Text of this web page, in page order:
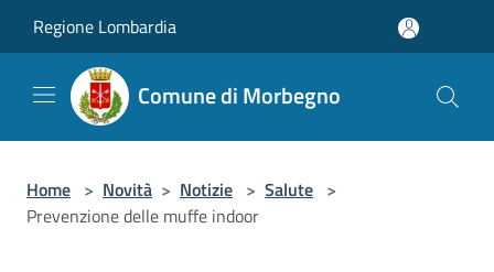
Regione Lombardia
Comune di Morbegno
Home > Novità > Notizie > Salute >
Prevenzione delle muffe indoor